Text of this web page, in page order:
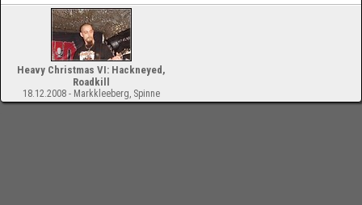
Heavy Christmas VI: Hackneyed,
Roadkill
18.12.2008 - Markkleeberg, Spinne